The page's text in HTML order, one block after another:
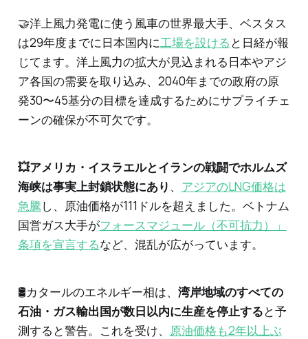
🤝洋上風力発電に使う風車の世界最大手、ベスタス
は29年度までに日本国内に工場を設ける と日経が報
じてます。洋上風力の拡大が見込まれる日本やアジ
ア各国の需要を取り込み、2040年までの政府の原
発30〜45基分の目標を達成するためにサプライチェ
ーンの確保が不可欠です。
💥アメリカ・イスラエルとイランの戦闘でホルムズ
海峡は事実上封鎖状態にあり 、 アジアのLNG価格は
急騰し、原油価格が111ドルを超えました。ベトナム
国営ガス大手がフォースマジュール（不可抗力）」
条項を宣言するなど、混乱が広がっています。
🛢️カタールのエネルギー相は、 湾岸地域のすべての
石油・ガス輸出国が数日以内に生産を停止すると予
測すると警告。これを受け、
原油価格も2年以上ぶ